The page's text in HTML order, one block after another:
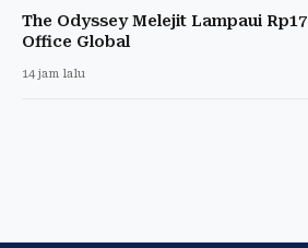
The Odyssey Melejit Lampaui
Office Global
14 jam lalu